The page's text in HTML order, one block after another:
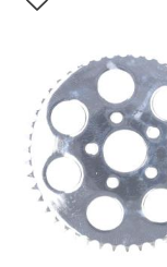
Lägg till i favoriter